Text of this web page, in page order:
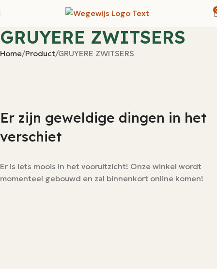
GRUYERE ZWITSERS
Home Product GRUYERE ZWITSERS
Er zijn geweldige dingen in het
verschiet
Er is iets moois in het vooruitzicht! Onze winkel wordt
momenteel gebouwd en zal binnenkort online komen!